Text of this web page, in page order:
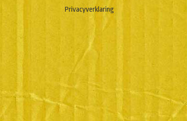
Privacyverklaring